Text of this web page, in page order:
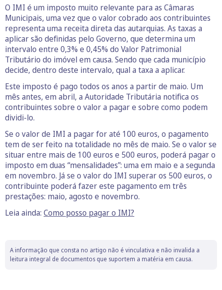
O IMI é um imposto muito relevante para as Câmaras
Municipais, uma vez que o valor cobrado aos contribuintes
representa uma receita direta das autarquias. As taxas a
aplicar são definidas pelo Governo, que determina um
intervalo entre 0,3% e 0,45% do Valor Patrimonial
Tributário do imóvel em causa. Sendo que cada município
decide, dentro deste intervalo, qual a taxa a aplicar.
Este imposto é pago todos os anos a partir de maio. Um
mês antes, em abril, a Autoridade Tributária notifica os
contribuintes sobre o valor a pagar e sobre como podem
dividi-lo.
Se o valor de IMI a pagar for até 100 euros, o pagamento
tem de ser feito na totalidade no mês de maio. Se o valor se
situar entre mais de 100 euros e 500 euros, poderá pagar o
imposto em duas “mensalidades”: uma em maio e a segunda
em novembro. Já se o valor do IMI superar os 500 euros, o
contribuinte poderá fazer este pagamento em três
prestações: maio, agosto e novembro.
Leia ainda: Como posso pagar o IMI?
A informação que consta no artigo não é vinculativa e não invalida a
leitura integral de documentos que suportem a matéria em causa.